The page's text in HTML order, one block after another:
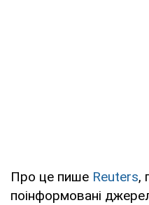
Про це пише Reuters,
поінформовані